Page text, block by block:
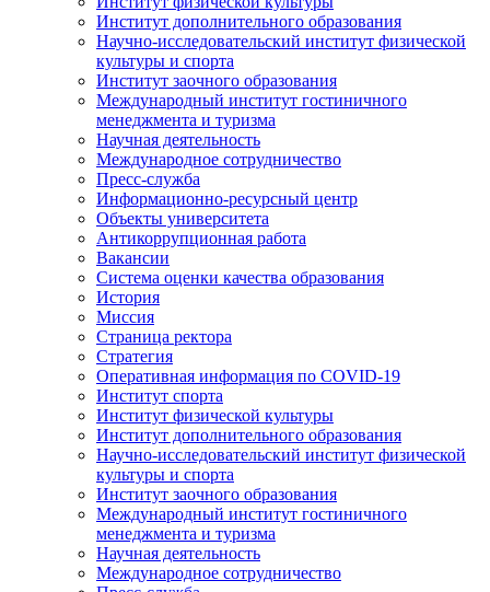
Институт дополнительного образования
Научно-исследовательский институт физической
культуры и спорта
Институт заочного образования
Международный институт гостиничного
менеджмента и туризма
Научная деятельность
Международное сотрудничество
Пресс-служба
Информационно-ресурсный центр
Объекты университета
Антикоррупционная работа
Вакансии
Система оценки качества образования
История
Миссия
Страница ректора
Стратегия
Оперативная информация по COVID-19
Институт спорта
Институт физической культуры
Институт дополнительного образования
Научно-исследовательский институт физической
культуры и спорта
Институт заочного образования
Международный институт гостиничного
менеджмента и туризма
Научная деятельность
Международное сотрудничество